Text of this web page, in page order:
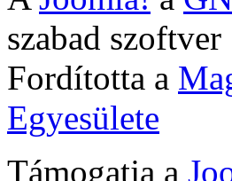
szabad szoftver
Fordította a
Egyesülete
Támogatja a